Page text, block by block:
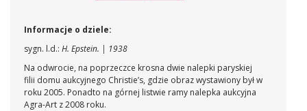
Informacje o dziele:
sygn. l.d.: H. Epstein. | 1938
Na odwrocie, na poprzeczce krosna dwie nalepki paryskiej
filii domu aukcyjnego Christie’s, gdzie obraz wystawiony był w
roku 2005. Ponadto na górnej listwie ramy nalepka aukcyjna
Agra-Art z 2008 roku.